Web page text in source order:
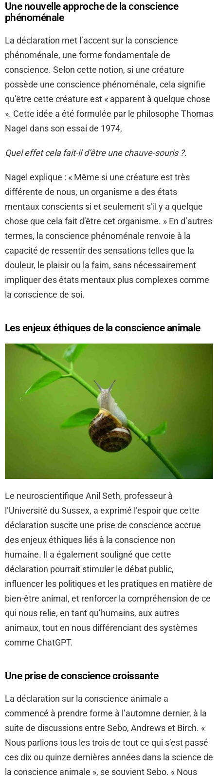
Une nouvelle approche de la conscience
phénoménale
La déclaration met l’accent sur la conscience
phénoménale, une forme fondamentale de
conscience. Selon cette notion, si une créature
possède une conscience phénoménale, cela signifie
qu’être cette créature est « apparent à quelque chose
». Cette idée a été formulée par le philosophe Thomas
Nagel dans son essai de 1974,
Quel effet cela fait-il d’être une chauve-souris ?.
Nagel explique : « Même si une créature est très
différente de nous, un organisme a des états
mentaux conscients si et seulement s’il y a quelque
chose que cela fait d’être cet organisme. » En d’autres
termes, la conscience phénoménale renvoie à la
capacité de ressentir des sensations telles que la
douleur, le plaisir ou la faim, sans nécessairement
impliquer des états mentaux plus complexes comme
la conscience de soi.
Les enjeux éthiques de la conscience animale
Le neuroscientifique Anil Seth, professeur à
l’Université du Sussex, a exprimé l’espoir que cette
déclaration suscite une prise de conscience accrue
des enjeux éthiques liés à la conscience non
humaine. Il a également souligné que cette
déclaration pourrait stimuler le débat public,
influencer les politiques et les pratiques en matière de
bien-être animal, et renforcer la compréhension de ce
qui nous relie, en tant qu’humains, aux autres
animaux, tout en nous différenciant des systèmes
comme ChatGPT.
Une prise de conscience croissante
La déclaration sur la conscience animale a
commencé à prendre forme à l’automne dernier, à la
suite de discussions entre Sebo, Andrews et Birch. «
Nous parlions tous les trois de tout ce qui s’est passé
ces dix ou quinze dernières années dans la science de
la conscience animale », se souvient Sebo. « Nous